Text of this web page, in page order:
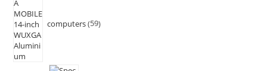
computers 59